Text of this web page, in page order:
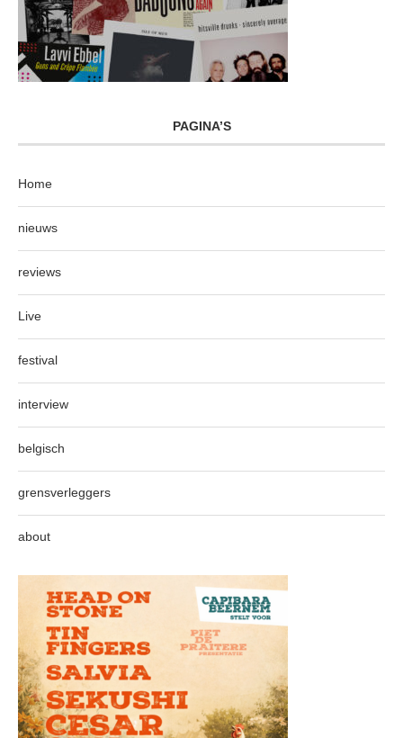
PAGINA’S
Home
nieuws
reviews
Live
festival
interview
belgisch
grensverleggers
about